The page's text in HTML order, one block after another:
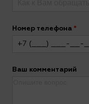
Номер телефона
Ваш комментарий